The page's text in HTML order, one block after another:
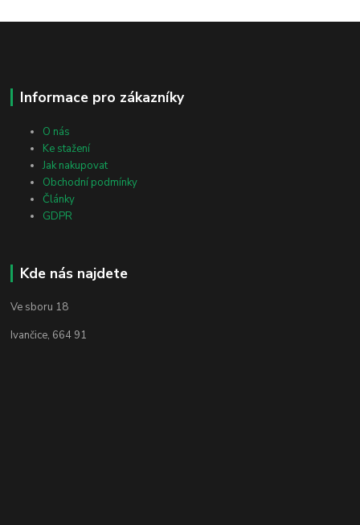
Informace pro zákazníky
O nás
Ke stažení
Jak nakupovat
Obchodní podmínky
Články
GDPR
Kde nás najdete
Ve sboru 18
Ivančice, 664 91